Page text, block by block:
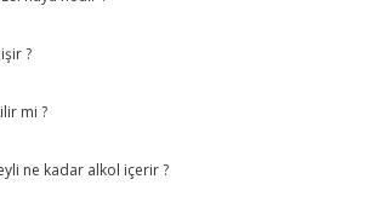
?
mi ?
ne kadar alkol içerir ?